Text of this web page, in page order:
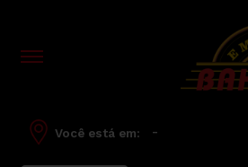
Você está em: -